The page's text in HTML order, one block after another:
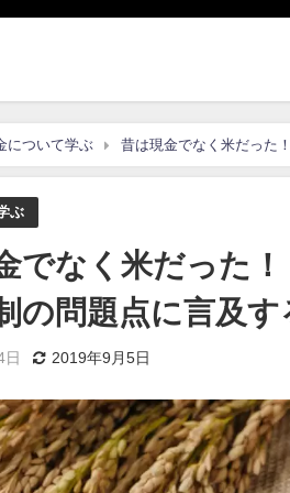
について学ぶ 昔は現金でなく米だった
ぶ
でなく米だった
の問題点に言及す
日 2019年9月5日